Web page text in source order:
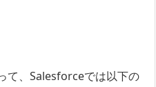
て、Salesforceでは以下の